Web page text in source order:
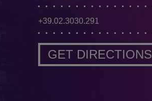
+39.02.3030.291
GET DIRECTIONS